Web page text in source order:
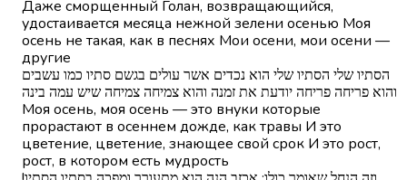
Даже сморщенный Голан, возвращающийся,
удостаивается месяца нежной зелени осенью Моя
осень не такая, как в песнях Мои осени, мои осени —
другие
הסתיו שלי הסתיו שלי הוא נכדים אשר עולים בגשם סתיו כמו עשבים
והוא פריחה פריחה יודעת את זמנה והוא צמיחה צמיחה שיש עמה בינה
Моя осень, моя осень — это внуки которые
прорастают в осеннем дожде, как травы И это
цветение, цветение, знающее свой срок И это рост,
рост, в котором есть мудрость